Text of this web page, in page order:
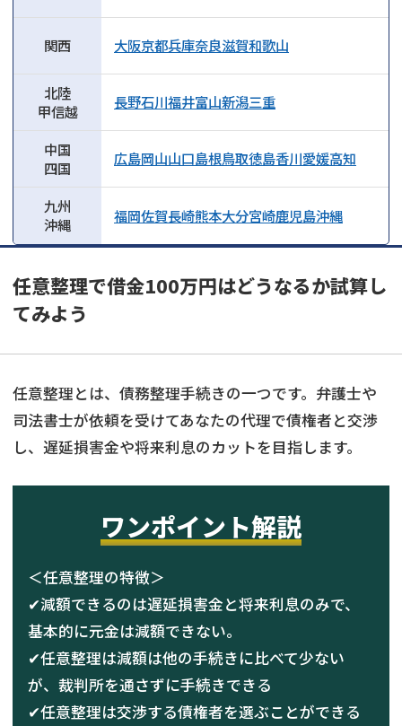
関西 大阪京都兵庫奈良滋賀和歌山
北陸
甲信越
長野石川福井富山新潟三重
中国
四国
広島岡山山口島根鳥取徳島香川愛媛高知
九州
沖縄
福岡佐賀長崎熊本大分宮崎鹿児島沖縄
任意整理で借金100万円はどうなるか試算し
てみよう
任意整理とは、債務整理手続きの一つです。弁護士や
司法書士が依頼を受けてあなたの代理で債権者と交渉
し、遅延損害金や将来利息のカットを目指します。
ワンポイント解説
＜任意整理の特徴＞
✔減額できるのは遅延損害金と将来利息のみで、
基本的に元金は減額できない。
✔任意整理は減額は他の手続きに比べて少ない
が、裁判所を通さずに手続きできる
✔任意整理は交渉する債権者を選ぶことができる